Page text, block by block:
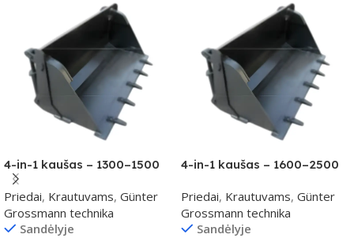
4-in-1 kaušas – 1300–1500
kg klasei
Priedai, Krautuvams, Günter
Grossmann technika
Sandėlyje
4-in-1 kaušas – 1600–2500
Priedai, Krautuvams, Günter
Grossmann technika
Sandėlyje